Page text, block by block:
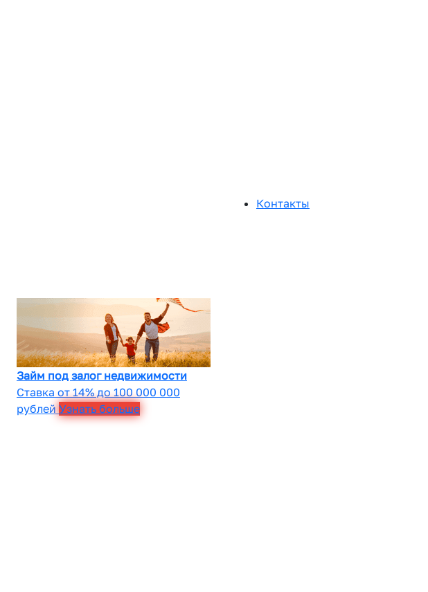
Займ под залог недвижимости
Ставка от 14% до 100 000 000
рублей Узнать больше
Контакты